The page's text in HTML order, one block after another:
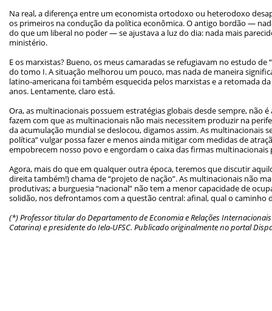
Na real, a diferença entre um economista ortodoxo ou heterodoxo
os primeiros na condução da política econômica. O antigo bordão —
do que um liberal no poder — se ajustava a luz do dia: nada mais
ministério.
E os marxistas? Bueno, os meus camaradas se refugiavam no estudo de
do tomo I. A situação melhorou um pouco, mas nada de maneira
latino-americana foi também esquecida pelos marxistas e a retomada
anos. Lentamente, claro está.
Ora, as multinacionais possuem estratégias globais desde sempre, não
fazem com que as multinacionais não mais necessitem produzir na
da acumulação mundial se deslocou, digamos assim. As multinacionais
política” vulgar possa fazer e menos ainda mitigar com medidas de
empobrecem nosso povo e engordam o caixa das firmas
Agora, mais do que em qualquer outra época, teremos que discutir
direita também!) chama de “projeto de nação”. As multinacionais não
produtivas; a burguesia “nacional” não tem a menor capacidade de
solidão, nos defrontamos com a questão central: afinal, qual o caminho
(*) Professor titular do Departamento de Economia e Relações
Catarina) e presidente do Iela-UFSC. Publicado originalmente no portal